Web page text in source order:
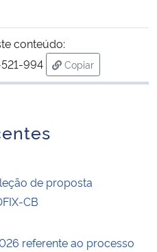
Humanos
conteúdo:
994
Copiar
para área de
de proposta
CB
referente ao processo